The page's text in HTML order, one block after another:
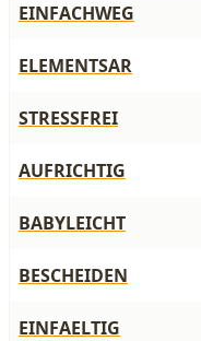
EINFACHWEG
ELEMENTSAR
STRESSFREI
AUFRICHTIG
BABYLEICHT
BESCHEIDEN
EINFAELTIG